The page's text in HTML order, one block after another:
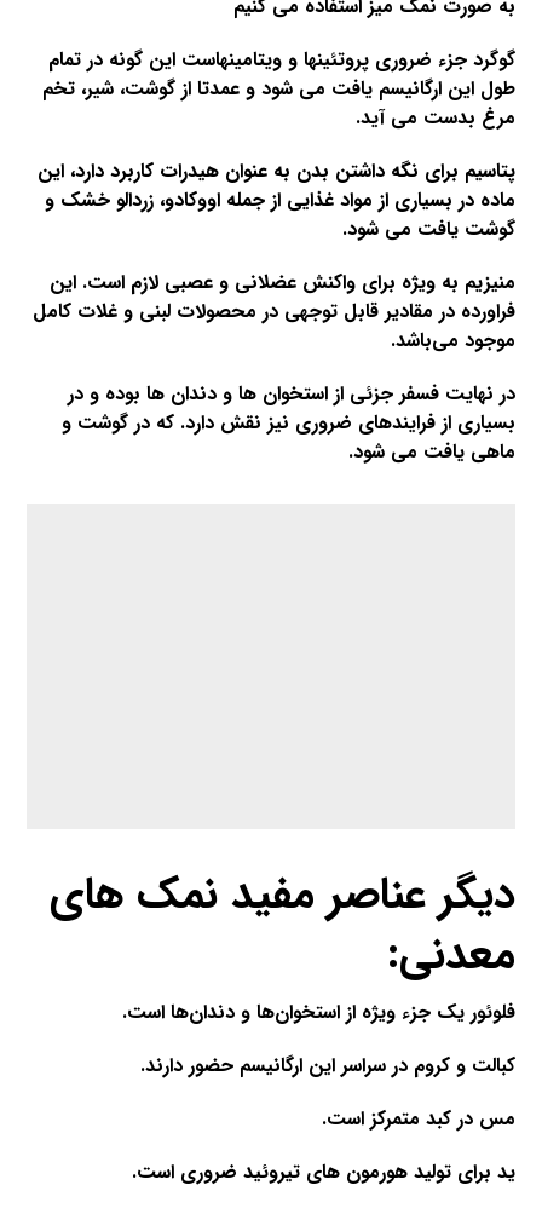
به صورت نمک میز استفاده می کنیم
گوگرد جزء ضروری پروتئینها و ویتامینهاست این گونه در تمام
طول این ارگانیسم یافت می شود و عمدتا از گوشت، شیر، تخم
مرغ بدست می آید.
پتاسیم برای نگه داشتن بدن به عنوان هیدرات کاربرد دارد، این
ماده در بسیاری از مواد غذایی از جمله اووکادو، زردالو خشک و
گوشت یافت می شود.
منیزیم به ویژه برای واکنش عضلانی و عصبی لازم است. این
فراورده در مقادیر قابل توجهی در محصولات لبنی و غلات کامل
موجود می‌باشد.
در نهایت فسفر جزئی از استخوان ها و دندان ها بوده و در
بسیاری از فرایندهای ضروری نیز نقش دارد. که در گوشت و
ماهی یافت می شود.
دیگر عناصر مفید نمک های
معدنی:
فلوئور یک جزء ویژه از استخوان‌ها و دندان‌ها است.
کبالت و کروم در سراسر این ارگانیسم حضور دارند.
مس در کبد متمرکز است.
ید برای تولید هورمون های تیروئید ضروری است.